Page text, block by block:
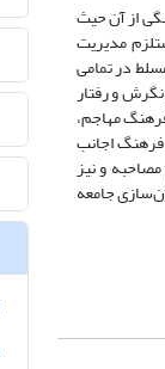
از آن حیث
مدیریت
در تمامی
و رفتار
مهاجم،
اجانب
و نیز
جامعه